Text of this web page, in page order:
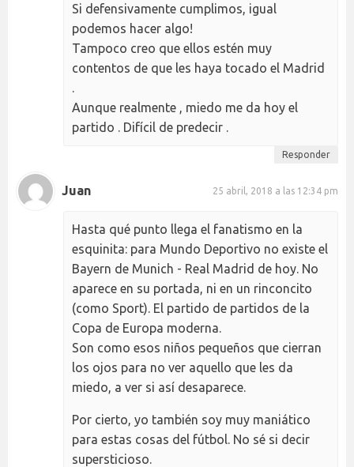
Si defensivamente cumplimos, igual
podemos hacer algo!
Tampoco creo que ellos estén muy
contentos de que les haya tocado el Madrid
.
Aunque realmente , miedo me da hoy el
partido . Difícil de predecir .
Responder
Juan 25 abril, 2018 a las 12:34 pm
Hasta qué punto llega el fanatismo en la
esquinita: para Mundo Deportivo no existe el
Bayern de Munich - Real Madrid de hoy. No
aparece en su portada, ni en un rinconcito
(como Sport). El partido de partidos de la
Copa de Europa moderna.
Son como esos niños pequeños que cierran
los ojos para no ver aquello que les da
miedo, a ver si así desaparece.
Por cierto, yo también soy muy maniático
para estas cosas del fútbol. No sé si decir
supersticioso.